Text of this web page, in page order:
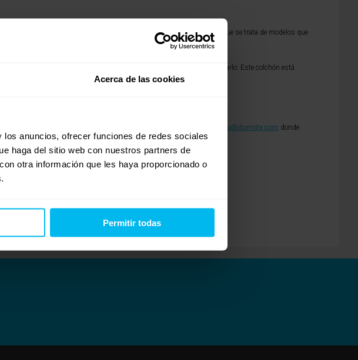
Acerca de las cookies
anuncios, ofrecer funciones de redes sociales
haga del sitio web con nuestros partners de
otra información que les haya proporcionado o
Permitir todas
información sobre sus características no las encuentro. Estoy seguro que se trata de modelos que
en formáto látex y viscoelástico según te guste más la sensación al probarlo. Este colchón está
de hilo continuo te aportará un buen descanso.
gracias a su capa de viscoelástico.
de nuestro teléfono gratuito 900 303 900 o por mail en la dirección info@dormity.com donde